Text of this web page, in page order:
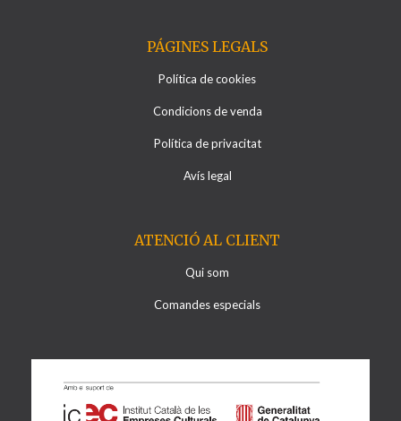
PÁGINES LEGALS
Política de cookies
Condicions de venda
Política de privacitat
Avís legal
ATENCIÓ AL CLIENT
Qui som
Comandes especials